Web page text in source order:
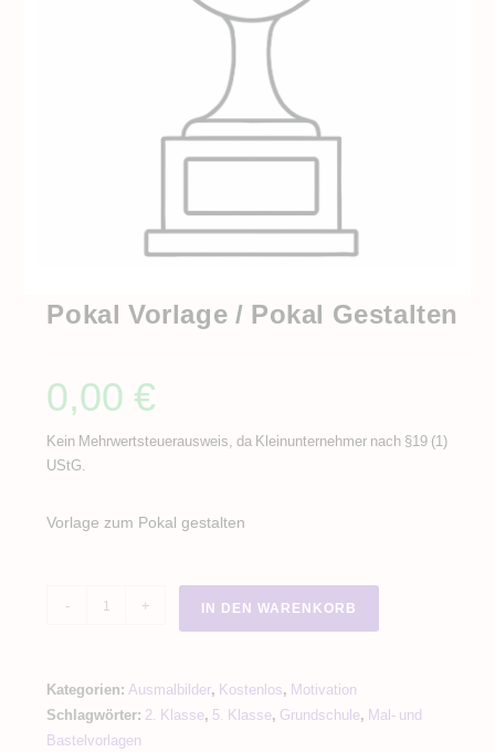
Pokal Vorlage / Pokal Gestalten
0,00€
Kein Mehrwertsteuerausweis, da Kleinunternehmer nach §19 (1)
UStG.
Vorlage zum Pokal gestalten
Pokal
Gestalten
Menge
- + IN DEN WARENKORB
Kategorien:Ausmalbilder, Kostenlos, Motivation
Schlagwörter: 2. Klasse, 5. Klasse, Grundschule, Mal- und
Bastelvorlagen